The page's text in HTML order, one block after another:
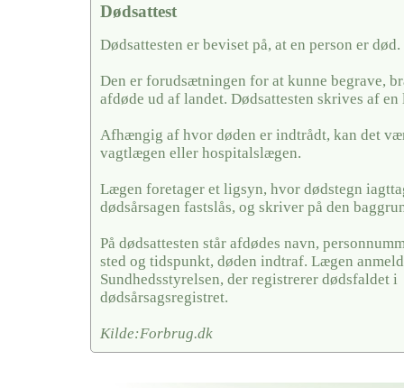
Dødsattest
Dødsattesten er beviset på, at en person er død.
Den er forudsætningen for at kunne begrave,
afdøde ud af landet. Dødsattesten skrives af en
Afhængig af hvor døden er indtrådt, kan det
vagtlægen eller hospitalslægen.
Lægen foretager et ligsyn, hvor dødstegn
dødsårsagen fastslås, og skriver på den
På dødsattesten står afdødes navn,
sted og tidspunkt, døden indtraf. Lægen
Sundhedsstyrelsen, der registrerer dødsfaldet i
dødsårsagsregistret.
Kilde:Forbrug.dk